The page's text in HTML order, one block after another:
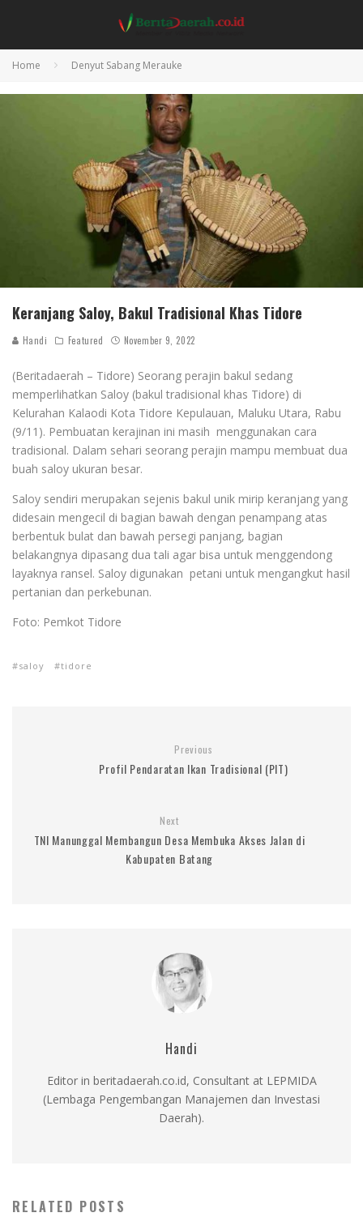
Home Denyut Sabang Merauke
Keranjang Saloy, Bakul Tradisional Khas Tidore
Handi Featured November 9, 2022
(Beritadaerah – Tidore) Seorang perajin bakul sedang
memperlihatkan Saloy (bakul tradisional khas Tidore) di
Kelurahan Kalaodi Kota Tidore Kepulauan, Maluku Utara, Rabu
(9/11). Pembuatan kerajinan ini masih menggunakan cara
tradisional. Dalam sehari seorang perajin mampu membuat dua
buah saloy ukuran besar.
Saloy sendiri merupakan sejenis bakul unik mirip keranjang yang
didesain mengecil di bagian bawah dengan penampang atas
berbentuk bulat dan bawah persegi panjang, bagian
belakangnya dipasang dua tali agar bisa untuk menggendong
layaknya ransel. Saloy digunakan petani untuk mengangkut hasil
pertanian dan perkebunan.
Foto: Pemkot Tidore
saloy tidore
Previous
Profil Pendaratan Ikan Tradisional (PIT)
Next
TNI Manunggal Membangun Desa Membuka Akses Jalan di
Kabupaten Batang
Handi
Editor in beritadaerah.co.id, Consultant at LEPMIDA
(Lembaga Pengembangan Manajemen dan Investasi
Daerah).
RELATED POSTS